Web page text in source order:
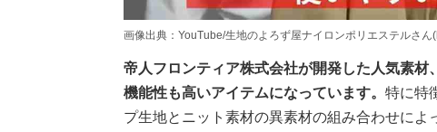
画像出典：YouTube/生地のよろず屋ナイロンポリエステルさ
帝人フロンティア株式会社が開発した人気素材
機能性も高いアイテムになっています。 特に特
プ生地とニット素材の異素材の組み合わせに